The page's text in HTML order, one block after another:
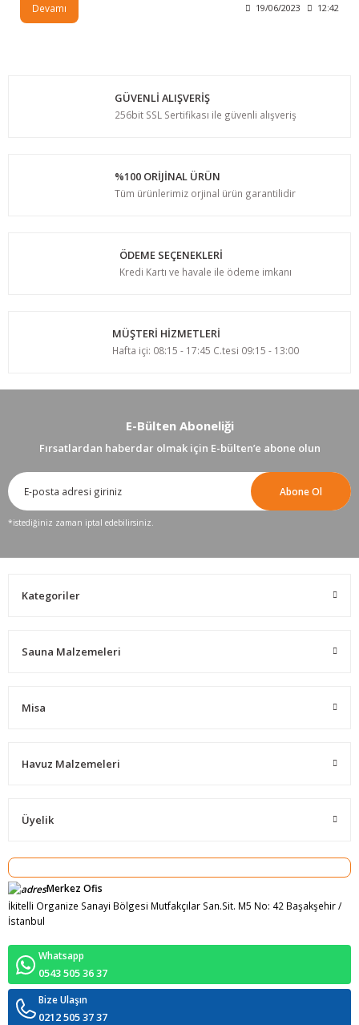
Devamı 19/06/2023 12:42
GÜVENLİ ALIŞVERİŞ
256bit SSL Sertifikası ile güvenli alışveriş
%100 ORİJİNAL ÜRÜN
Tüm ürünlerimiz orjinal ürün garantilidir
ÖDEME SEÇENEKLERİ
Kredi Kartı ve havale ile ödeme imkanı
MÜŞTERİ HİZMETLERİ
Hafta içi: 08:15 - 17:45 C.tesi 09:15 - 13:00
E-Bülten Aboneliği
Fırsatlardan haberdar olmak için E-bülten’e abone olun
Abone Ol
*istediğiniz zaman iptal edebilirsiniz.
Kategoriler
Sauna Malzemeleri
Misa
Havuz Malzemeleri
Üyelik
Merkez Ofis
İkitelli Organize Sanayi Bölgesi Mutfakçılar San.Sit. M5 No: 42 Başakşehir /
İstanbul
Whatsapp
0543 505 36 37
Bize Ulaşın
0212 505 37 37